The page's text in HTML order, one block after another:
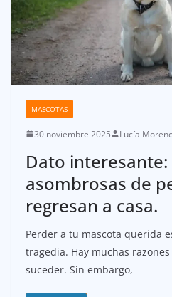
MASCOTAS
30 noviembre 2025 Lucía
Dato
asombrosas de
regresan a casa.
Perder a tu mascota querida
tragedia. Hay muchas
suceder. Sin embargo,